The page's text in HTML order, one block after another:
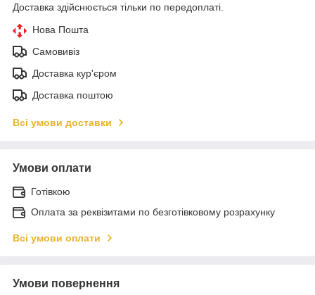
Доставка здійснюється тільки по передоплаті.
Нова Пошта
Самовивіз
Доставка кур'єром
Доставка поштою
Всі умови доставки
Умови оплати
Готівкою
Оплата за реквізитами по безготівковому розрахунку
Всі умови оплати
Умови повернення